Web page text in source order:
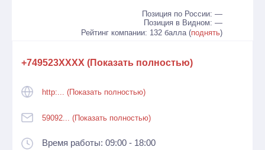
Позиция по России: —
Позиция в Видном: —
Рейтинг компании: 132 балла (поднять)
+749523XXXX (Показать полностью)
http:... (Показать полностью)
59092... (Показать полностью)
Время работы: 09:00 - 18:00